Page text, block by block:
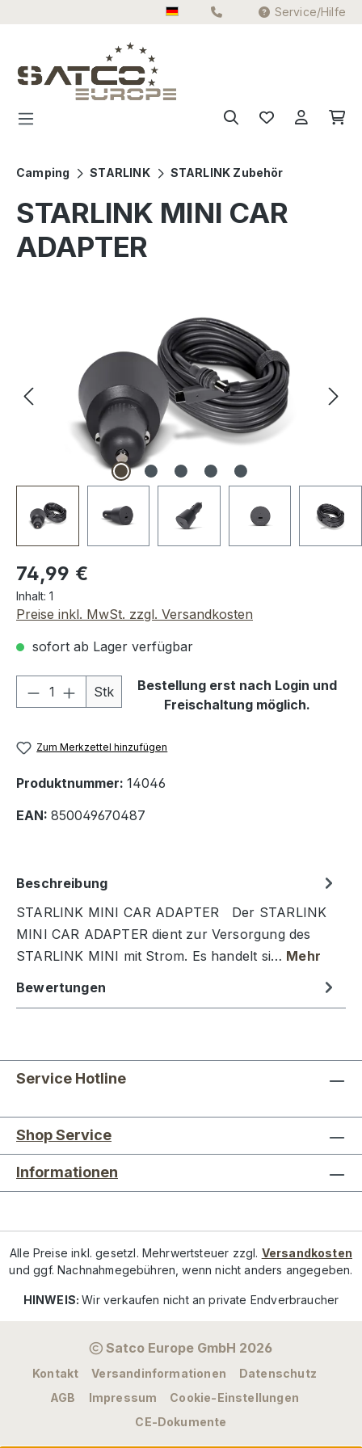
Zum Hauptinhalt springen Service/Hilfe
Camping STARLINK STARLINK Zubehör
STARLINK MINI CAR
ADAPTER
Regulärer Preis:
74,99 €
Inhalt: 1
Preise inkl. MwSt. zzgl. Versandkosten
sofort ab Lager verfügbar
Produkt Anzahl: Gib den
Stk
Bestellung erst nach Login und
Freischaltung möglich.
Zum Merkzettel hinzufügen
Produktnummer: 14046
EAN: 850049670487
Beschreibung
STARLINK MINI CAR ADAPTER Der STARLINK
MINI CAR ADAPTER dient zur Versorgung des
STARLINK MINI mit Strom. Es handelt si… Mehr
Bewertungen
Service Hotline
Shop Service
Informationen
Alle Preise inkl. gesetzl. Mehrwertsteuer zzgl. Versandkosten
und ggf. Nachnahmegebühren, wenn nicht anders angegeben.
HINWEIS:Wir verkaufen nicht an private Endverbraucher
Satco Europe GmbH 2026
Kontakt Versandinformationen
Datenschutz
AGB
Impressum
Cookie-Einstellungen
CE-Dokumente